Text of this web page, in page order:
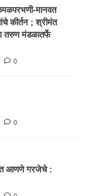
मानवत
कीर्तन ; श्रीमंत
तरुण मंडळातर्फे
0
0
आणणे गरजेचे :